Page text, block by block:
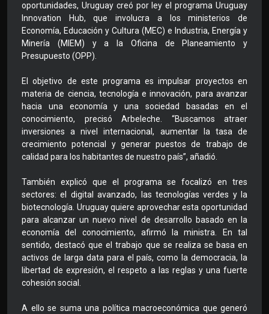
oportunidades, Uruguay creó por ley el programa Uruguay
Innovation Hub, que involucra a los ministerios de
Economía, Educación y Cultura (MEC) e Industria, Energía y
Minería (MIEM) y a la Oficina de Planeamiento y
Presupuesto (OPP).
El objetivo de este programa es impulsar proyectos en
materia de ciencia, tecnología e innovación, para avanzar
hacia una economía y una sociedad basadas en el
conocimiento, precisó Arbeleche. “Buscamos atraer
inversiones a nivel internacional, aumentar la tasa de
crecimiento potencial y generar puestos de trabajo de
calidad para los habitantes de nuestro país”, añadió.
También explicó que el programa se focalizó en tres
sectores: el digital avanzado, las tecnologías verdes y la
biotecnología. Uruguay quiere aprovechar esta oportunidad
para alcanzar un nuevo nivel de desarrollo basado en la
economía del conocimiento, afirmó la ministra. En tal
sentido, destacó que el trabajo que se realiza se basa en
activos de larga data para el país, como la democracia, la
libertad de expresión, el respeto a las reglas y una fuerte
cohesión social.
A ello se suma una política macroeconómica que generó